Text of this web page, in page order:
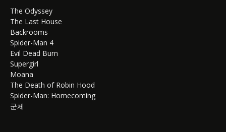
The Odyssey
The Last House
Backrooms
Spider-Man 4
Evil Dead Burn
Supergirl
Moana
The Death of Robin Hood
Spider-Man: Homecoming
군체